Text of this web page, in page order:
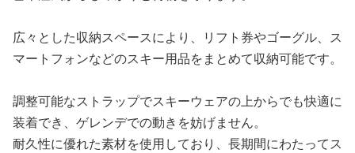
広々とした収納スペースにより、リフト券やゴーグル、ス
マートフォンなどのスキー用品をまとめて収納可能です。
調整可能なストラップでスキーウェアの上からでも快適に
装着でき、ゲレンデでの動きを妨げません。
耐久性に優れた素材を使用しており、長期間にわたってス